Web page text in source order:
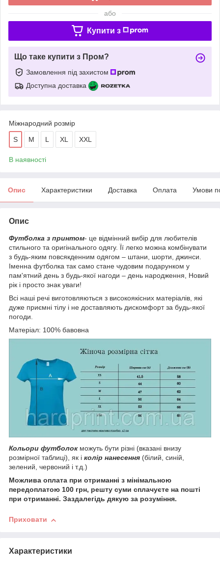
або
Купити з
Що таке купити з Пром?
Замовлення під захистом
Доступна доставка
Міжнародний розмір
S M L XL XXL
В наявності
Опис Характеристики Доставка Оплата Умови
Опис
Футболка з принтом- це відмінний вибір для любителів
стильного та оригінального одягу. Її легко можна комбінувати
з будь-яким повсякденним одягом – штани, шорти, джинси.
Іменна футболка так само стане чудовим подарунком у
пам'ятний день з будь-якої нагоди – день народження, Новий
рік і просто знак уваги!
Всі наші речі виготовляються з високоякісних матеріалів, які
дуже приємні тілу і не доставляють дискомфорт за будь-якої
погоди.
Матеріал: 100% бавовна
Кольори футболокможуть бути різні (вказані внизу
розмірної таблиці), як і колір нанесення (білий, синій,
зелений, червоний і т.д.)
Можлива оплата при отриманні з мінімальною
передоплатою 100 грн, решту суми сплачуєте на пошті
при отриманні. Заздалегідь дякую за розуміння.
Приховати
Характеристики